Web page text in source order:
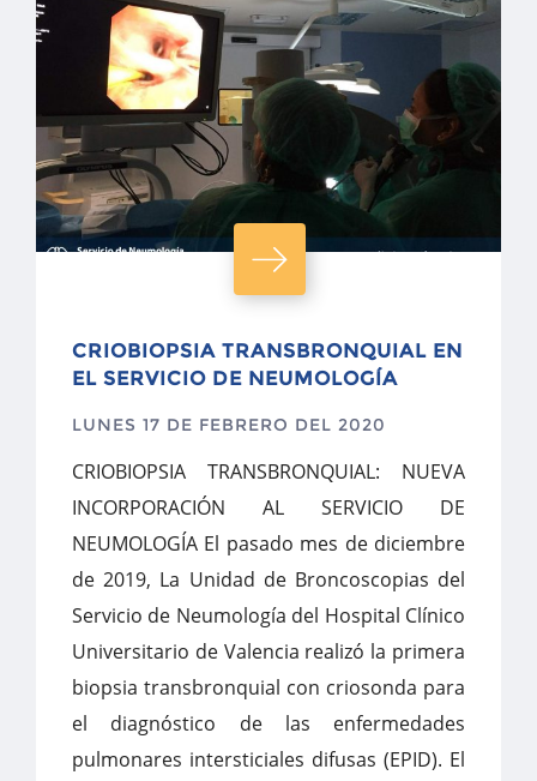
CRIOBIOPSIA TRANSBRONQUIAL EN
EL SERVICIO DE NEUMOLOGÍA
LUNES 17 DE FEBRERO DEL 2020
CRIOBIOPSIA TRANSBRONQUIAL: NUEVA
INCORPORACIÓN AL SERVICIO DE
NEUMOLOGÍA El pasado mes de diciembre
de 2019, La Unidad de Broncoscopias del
Servicio de Neumología del Hospital Clínico
Universitario de Valencia realizó la primera
biopsia transbronquial con criosonda para
el diagnóstico de las enfermedades
pulmonares intersticiales difusas (EPID). El